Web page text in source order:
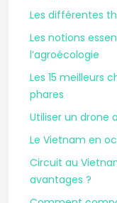
Les différentes
Les notions
l’agroécologie
Les 15 meilleurs
phares
Utiliser un drone
Le Vietnam en
Circuit au
avantages ?